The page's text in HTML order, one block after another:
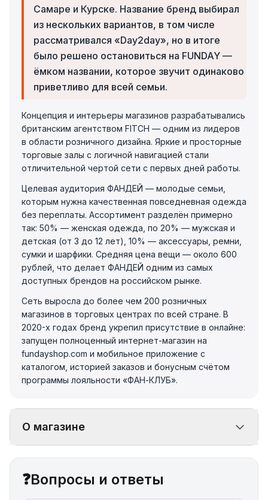
Самаре и Курске. Название бренд выбирал
из нескольких вариантов, в том числе
рассматривался «Day2day», но в итоге
было решено остановиться на FUNDAY —
ёмком названии, которое звучит одинаково
приветливо для всей семьи.
Концепция и интерьеры магазинов разрабатывались
британским агентством FITCH — одним из лидеров
в области розничного дизайна. Яркие и просторные
торговые залы с логичной навигацией стали
отличительной чертой сети с первых дней работы.
Целевая аудитория ФАНДЕЙ — молодые семьи,
которым нужна качественная повседневная одежда
без переплаты. Ассортимент разделён примерно
так: 50% — женская одежда, по 20% — мужская и
детская (от 3 до 12 лет), 10% — аксессуары, ремни,
сумки и шарфики. Средняя цена вещи — около 600
рублей, что делает ФАНДЕЙ одним из самых
доступных брендов на российском рынке.
Сеть выросла до более чем 200 розничных
магазинов в торговых центрах по всей стране. В
2020-х годах бренд укрепил присутствие в онлайне:
запущен полноценный интернет-магазин на
fundayshop.com и мобильное приложение с
каталогом, историей заказов и бонусным счётом
программы лояльности «ФАН-КЛУБ».
О магазине
❓Вопросы и ответы